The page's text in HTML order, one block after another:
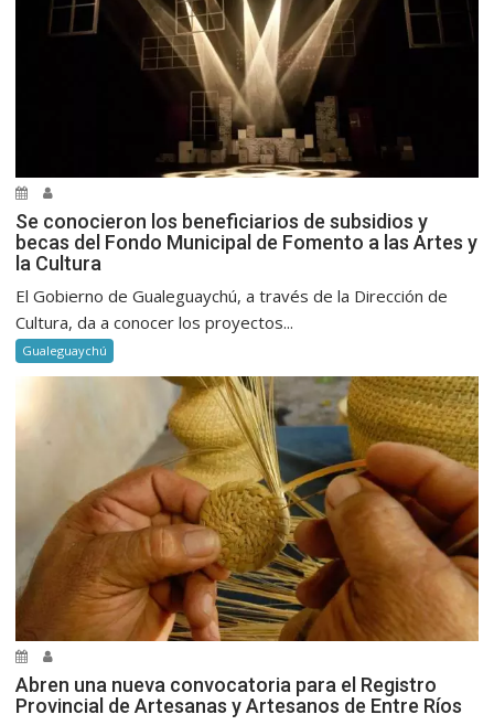
Se conocieron los beneficiarios de subsidios y
becas del Fondo Municipal de Fomento a las Artes y
la Cultura
El Gobierno de Gualeguaychú, a través de la Dirección de
Cultura, da a conocer los proyectos...
Gualeguaychú
Abren una nueva convocatoria para el Registro
Provincial de Artesanas y Artesanos de Entre Ríos